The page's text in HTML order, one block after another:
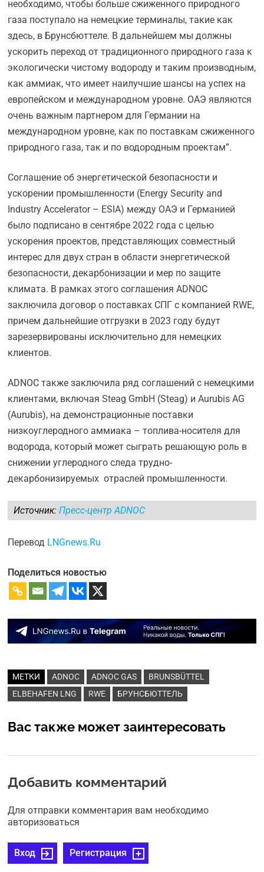
необходимо, чтобы больше сжиженного природного
газа поступало на немецкие терминалы, такие как
здесь, в Брунсбюттеле. В дальнейшем мы должны
ускорить переход от традиционного природного газа к
экологически чистому водороду и таким производным,
как аммиак, что имеет наилучшие шансы на успех на
европейском и международном уровне. ОАЭ являются
очень важным партнером для Германии на
международном уровне, как по поставкам сжиженного
природного газа, так и по водородным проектам”.
Соглашение об энергетической безопасности и
ускорении промышленности (Energy Security and
Industry Accelerator – ESIA) между ОАЭ и Германией
было подписано в сентябре 2022 года с целью
ускорения проектов, представляющих совместный
интерес для двух стран в области энергетической
безопасности, декарбонизации и мер по защите
климата. В рамках этого соглашения ADNOC
заключила договор о поставках СПГ с компанией RWE,
причем дальнейшие отгрузки в 2023 году будут
зарезервированы исключительно для немецких
клиентов.
ADNOC также заключила ряд соглашений с немецкими
клиентами, включая Steag GmbH (Steag) и Aurubis AG
(Aurubis), на демонстрационные поставки
низкоуглеродного аммиака – топлива-носителя для
водорода, который может сыграть решающую роль в
снижении углеродного следа трудно-
декарбонизируемых отраслей промышленности.
Источник:Пресс-центр ADNOC
Перевод LNGnews.Ru
Поделиться новостью
МЕТКИ ADNOC ADNOC GAS
BRUNSBÜTTEL
ELBEHAFEN LNG
RWE БРУНСБЮТТЕЛЬ
Вас также может заинтересовать
Добавить комментарий
Для отправки комментария вам необходимо
авторизоваться
Вход Регистрация